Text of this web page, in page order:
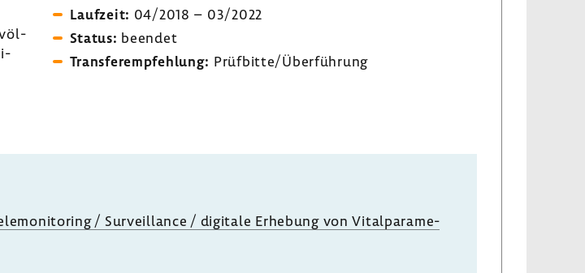
Lauf­zeit: 04/2018 – 03/2022
Status: beendet
Trans­fer­emp­feh­lung: Prüf­bitte/Über­füh­rung
/ Surveil­lance / digi­tale Erhe­bung von Vital­pa­ra­me­